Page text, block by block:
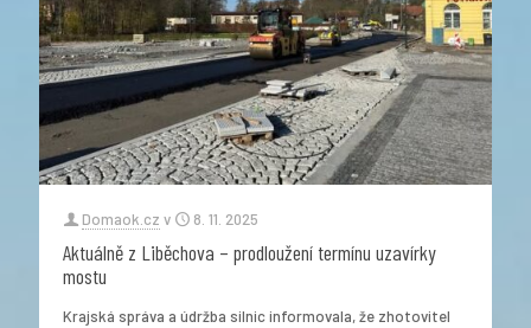
Domaok.cz v 8. 11. 2025
Aktuálně z Liběchova – prodloužení termínu uzavírky
mostu
Krajská správa a údržba silnic informovala, že zhotovitel